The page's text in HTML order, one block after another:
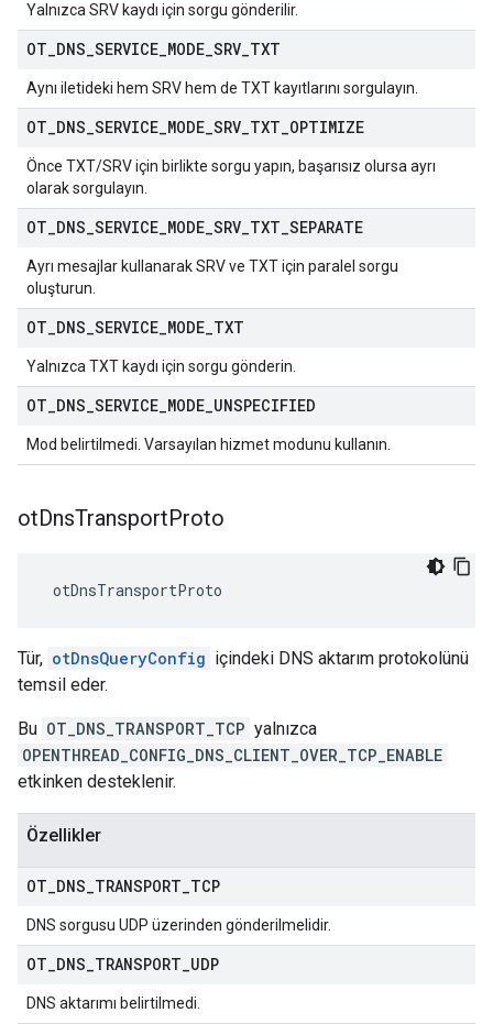
Yalnızca SRV kaydı için sorgu gönderilir.
OT DNS SERVICE MODE SRV TXT
Aynı iletideki hem SRV hem de TXT kayıtlarını sorgulayın.
OT DNS SERVICE MODE SRV TXT OPTIMIZE
Önce TXT/SRV için birlikte sorgu yapın, başarısız olursa ayrı
olarak sorgulayın.
OT DNS SERVICE MODE SRV TXT SEPARATE
Ayrı mesajlar kullanarak SRV ve TXT için paralel sorgu
oluşturun.
OT DNS SERVICE MODE TXT
Yalnızca TXT kaydı için sorgu gönderin.
OT DNS SERVICE MODE UNSPECIFIED
Mod belirtilmedi. Varsayılan hizmet modunu kullanın.
otDnsTransportProto
otDnsTransportProto
Tür, otDnsQueryConfig içindeki DNS aktarım protokolünü
temsil eder.
Bu OT_DNS_TRANSPORT_TCP yalnızca
OPENTHREAD_CONFIG_DNS_CLIENT_OVER_TCP_ENABLE
etkinken desteklenir.
Özellikler
OT DNS TRANSPORT TCP
DNS sorgusu UDP üzerinden gönderilmelidir.
OT DNS TRANSPORT UDP
DNS aktarımı belirtilmedi.